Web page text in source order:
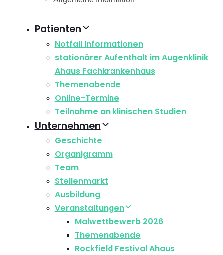
Patienten
Notfall Informationen
stationärer Aufenthalt im Augenklinik
Ahaus Fachkrankenhaus
Themenabende
Online-Termine
Teilnahme an klinischen Studien
Unternehmen
Geschichte
Organigramm
Team
Stellenmarkt
Ausbildung
Veranstaltungen
Malwettbewerb 2026
Themenabende
Rockfield Festival Ahaus